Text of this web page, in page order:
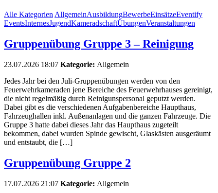
Alle Kategorien AllgemeinAusbildungBewerbeEinsätzeEventify
EventsInternesJugendKameradschaftÜbungenVeranstaltungen
Gruppenübung Gruppe 3 – Reinigung
23.07.2026 18:07 Kategorie: Allgemein
Jedes Jahr bei den Juli-Gruppenübungen werden von den
Feuerwehrkameraden jene Bereiche des Feuerwehrhauses gereinigt,
die nicht regelmäßig durch Reinigunspersonal geputzt werden.
Dabei gibt es die verschiedenen Aufgabenbereiche Haupthaus,
Fahrzeughallen inkl. Außenanlagen und die ganzen Fahrzeuge. Die
Gruppe 3 hatte dabei dieses Jahr das Haupthaus zugeteilt
bekommen, dabei wurden Spinde gewischt, Glaskästen ausgeräumt
und entstaubt, die […]
Gruppenübung Gruppe 2
17.07.2026 21:07 Kategorie: Allgemein